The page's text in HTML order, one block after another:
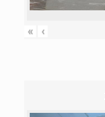
« ‹